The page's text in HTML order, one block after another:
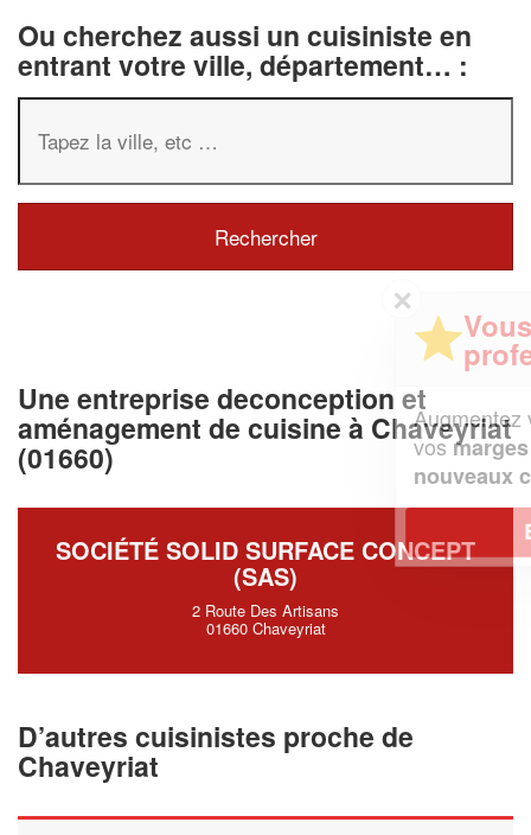
Ou cherchez aussi un cuisiniste en
entrant votre ville, département… :
Une entreprise deconception et
aménagement de cuisine à Chaveyriat
(01660)
SOCIÉTÉ SOLID SURFACE CONCEPT
(SAS)
2 Route Des Artisans
01660 Chaveyriat
D’autres cuisinistes proche de
Chaveyriat
Augmentez votrechiffre d'affaireset
vosmargestout en gagnant de